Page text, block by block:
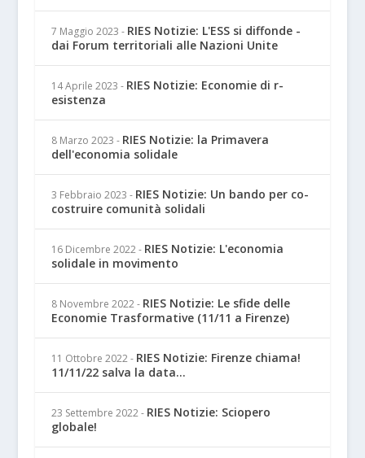
7 Maggio 2023 - RIES Notizie: L'ESS si diffonde -
dai Forum territoriali alle Nazioni Unite
14 Aprile 2023 - RIES Notizie: Economie di r-
esistenza
8 Marzo 2023 - RIES Notizie: la Primavera
dell'economia solidale
3 Febbraio 2023 - RIES Notizie: Un bando per co-
costruire comunità solidali
16 Dicembre 2022 - RIES Notizie: L'economia
solidale in movimento
8 Novembre 2022 - RIES Notizie: Le sfide delle
Economie Trasformative (11/11 a Firenze)
11 Ottobre 2022 - RIES Notizie: Firenze chiama!
11/11/22 salva la data...
23 Settembre 2022 - RIES Notizie: Sciopero
globale!